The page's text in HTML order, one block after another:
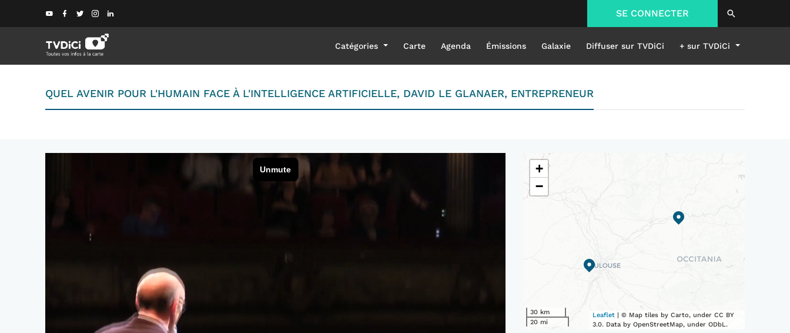
SE CONNECTER
Catégories Carte Agenda Émissions Galaxie Diffuser sur TVDiCi + sur TVDiCi
QUEL AVENIR POUR L'HUMAIN FACE À L'INTELLIGENCE ARTIFICIELLE, DAVID LE GLANAER, ENTREPRENEUR
+
−
30 km
20 mi
Leaflet | © Map tiles by Carto, under CC BY
3.0. Data by OpenStreetMap, under ODbL.